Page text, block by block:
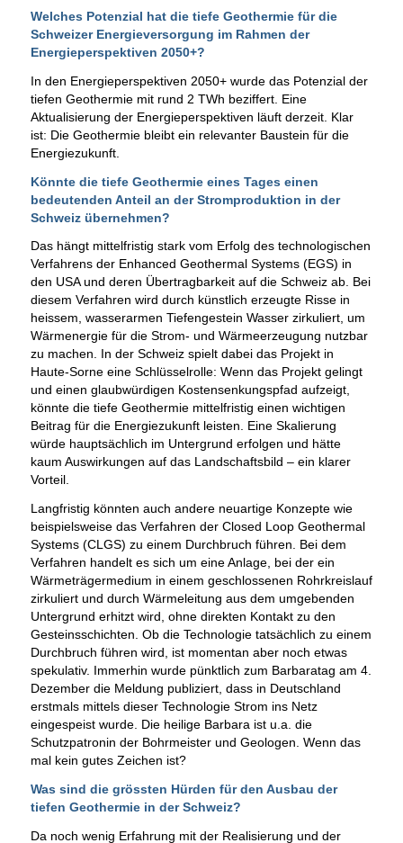
Welches Potenzial hat die tiefe Geothermie für die
Schweizer Energieversorgung im Rahmen der
Energieperspektiven 2050+?
In den Energieperspektiven 2050+ wurde das Potenzial der
tiefen Geothermie mit rund 2 TWh beziffert. Eine
Aktualisierung der Energieperspektiven läuft derzeit. Klar
ist: Die Geothermie bleibt ein relevanter Baustein für die
Energiezukunft.
Könnte die tiefe Geothermie eines Tages einen
bedeutenden Anteil an der Stromproduktion in der
Schweiz übernehmen?
Das hängt mittelfristig stark vom Erfolg des technologischen
Verfahrens der Enhanced Geothermal Systems (EGS) in
den USA und deren Übertragbarkeit auf die Schweiz ab. Bei
diesem Verfahren wird durch künstlich erzeugte Risse in
heissem, wasserarmen Tiefengestein Wasser zirkuliert, um
Wärmenergie für die Strom- und Wärmeerzeugung nutzbar
zu machen. In der Schweiz spielt dabei das Projekt in
Haute-Sorne eine Schlüsselrolle: Wenn das Projekt gelingt
und einen glaubwürdigen Kostensenkungspfad aufzeigt,
könnte die tiefe Geothermie mittelfristig einen wichtigen
Beitrag für die Energiezukunft leisten. Eine Skalierung
würde hauptsächlich im Untergrund erfolgen und hätte
kaum Auswirkungen auf das Landschaftsbild – ein klarer
Vorteil.
Langfristig könnten auch andere neuartige Konzepte wie
beispielsweise das Verfahren der Closed Loop Geothermal
Systems (CLGS) zu einem Durchbruch führen. Bei dem
Verfahren handelt es sich um eine Anlage, bei der ein
Wärmeträgermedium in einem geschlossenen Rohrkreislauf
zirkuliert und durch Wärmeleitung aus dem umgebenden
Untergrund erhitzt wird, ohne direkten Kontakt zu den
Gesteinsschichten. Ob die Technologie tatsächlich zu einem
Durchbruch führen wird, ist momentan aber noch etwas
spekulativ. Immerhin wurde pünktlich zum Barbaratag am 4.
Dezember die Meldung publiziert, dass in Deutschland
erstmals mittels dieser Technologie Strom ins Netz
eingespeist wurde. Die heilige Barbara ist u.a. die
Schutzpatronin der Bohrmeister und Geologen. Wenn das
mal kein gutes Zeichen ist?
Was sind die grössten Hürden für den Ausbau der
tiefen Geothermie in der Schweiz?
Da noch wenig Erfahrung mit der Realisierung und der